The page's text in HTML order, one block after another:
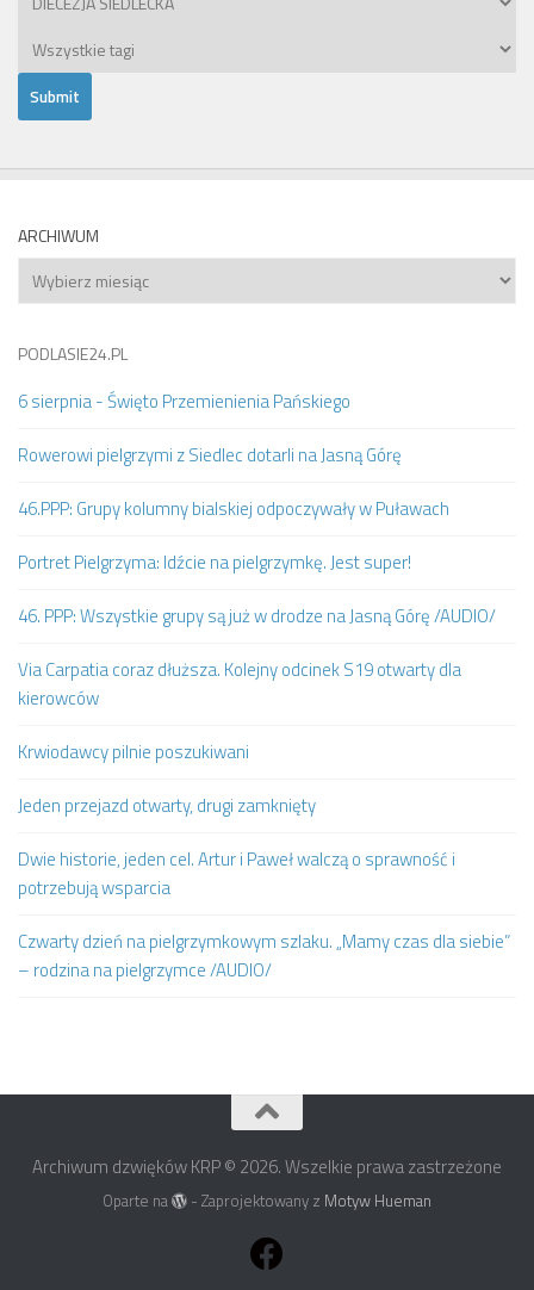
ARCHIWUM
Archiwum
PODLASIE24.PL
6 sierpnia - Święto Przemienienia Pańskiego
Rowerowi pielgrzymi z Siedlec dotarli na Jasną Górę
46.PPP: Grupy kolumny bialskiej odpoczywały w Puławach
Portret Pielgrzyma: Idźcie na pielgrzymkę. Jest super!
46. PPP: Wszystkie grupy są już w drodze na Jasną Górę /AUDIO/
Via Carpatia coraz dłuższa. Kolejny odcinek S19 otwarty dla
kierowców
Krwiodawcy pilnie poszukiwani
Jeden przejazd otwarty, drugi zamknięty
Dwie historie, jeden cel. Artur i Paweł walczą o sprawność i
potrzebują wsparcia
Czwarty dzień na pielgrzymkowym szlaku. „Mamy czas dla siebie”
– rodzina na pielgrzymce /AUDIO/
Archiwum dzwięków KRP © 2026. Wszelkie prawa zastrzeżone
Oparte na - Zaprojektowany z Motyw Hueman